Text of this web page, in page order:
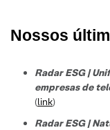
Nossos
Radar ESG |
empresas de
(link)
Radar ESG |